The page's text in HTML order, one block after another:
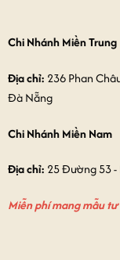
Chi Nhánh Miền Trung
Địa chỉ: 236 Phan
Đà Nẵng
Chi Nhánh Miền Nam
Địa chỉ: 25 Đường 53 -
Miễn phí mang mẫu